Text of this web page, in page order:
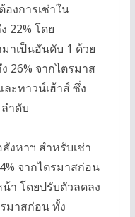
งการเช่าใน
22% โดย
าเป็นอันดับ 1 ด้วย
26% จากไตรมาส
ะทาวน์เฮ้าส์ ซึ่ง
ำดับ
งหาฯ สำหรับเช่า
จากไตรมาสก่อน
า โดยปรับตัวลดลง
มาสก่อน ทั้ง